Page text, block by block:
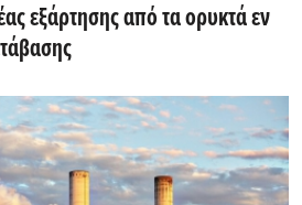
εξάρτησης από τα ορυκτά εν